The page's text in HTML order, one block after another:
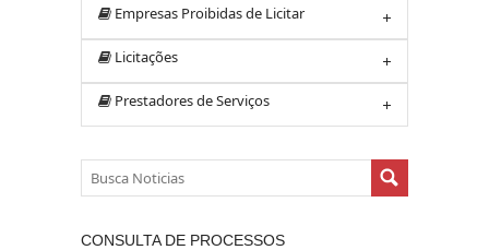
Empresas Proibidas de Licitar
Licitações
Prestadores de Serviços
CONSULTA DE PROCESSOS